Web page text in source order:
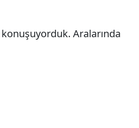
Aralarında